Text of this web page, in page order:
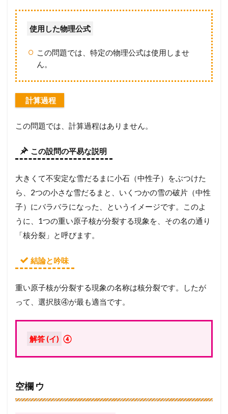
使用した物理公式
この問題では、特定の物理公式は使用しませ
ん。
計算過程
この問題では、計算過程はありません。
この設問の平易な説明
大きくて不安定な雪だるまに小石（中性子）をぶつけた
ら、2つの小さな雪だるまと、いくつかの雪の破片（中性
子）にバラバラになった、というイメージです。このよ
うに、1つの重い原子核が分裂する現象を、その名の通り
「核分裂」と呼びます。
結論と吟味
重い原子核が分裂する現象の名称は核分裂です。したが
って、選択肢④が最も適当です。
解答 (イ) ④
空欄 ウ